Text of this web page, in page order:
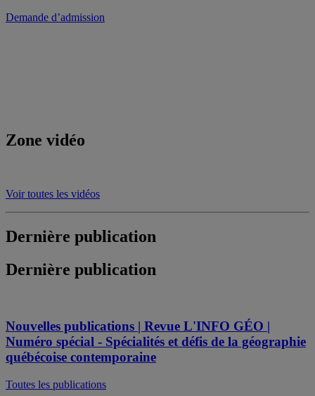
Demande d’admission
Zone vidéo
Voir toutes les vidéos
Dernière publication
Dernière publication
Nouvelles publications | Revue L'INFO GÉO |
Numéro spécial - Spécialités et défis de la géographie
québécoise contemporaine
Toutes les publications